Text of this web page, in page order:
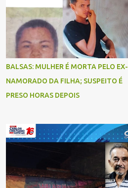
BALSAS: MULHER É MORTA PELO EX-
NAMORADO DA FILHA; SUSPEITO É
PRESO HORAS DEPOIS